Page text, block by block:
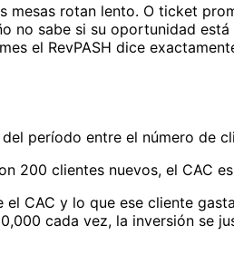
rotan lento. O ticket
no sabe si su oportunidad
el RevPASH dice
período entre el número de
200 clientes nuevos, el CAC
CAC y lo que ese cliente
cada vez, la inversión se